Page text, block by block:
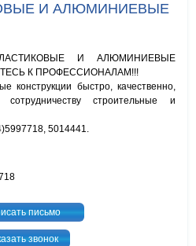
И АЛЮМИНИЕВЫЕ
И АЛЮМИНИЕВЫЕ
К ПРОФЕССИОНАЛАМ!!!
конструкции быстро, качественно,
строительные и
5014441.
письмо
звонок